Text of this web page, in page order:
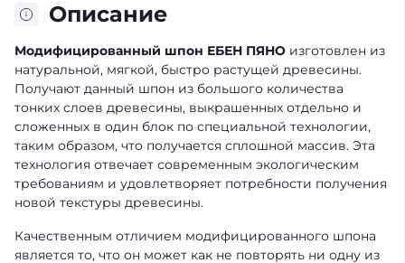
Описание
Модифицированный шпон ЕБЕН ПЯНО изготовлен из
натуральной, мягкой, быстро растущей древесины.
Получают данный шпон из большого количества
тонких слоев древесины, выкрашенных отдельно и
сложенных в один блок по специальной технологии,
таким образом, что получается сплошной массив. Эта
технология отвечает современным экологическим
требованиям и удовлетворяет потребности получения
новой текстуры древесины.
Качественным отличием модифицированного шпона
является то, что он может как не повторять ни одну из